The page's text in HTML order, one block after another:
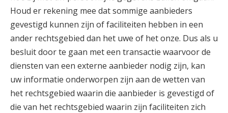
Houd er rekening mee dat sommige aanbieders
gevestigd kunnen zijn of faciliteiten hebben in een
ander rechtsgebied dan het uwe of het onze. Dus als u
besluit door te gaan met een transactie waarvoor de
diensten van een externe aanbieder nodig zijn, kan
uw informatie onderworpen zijn aan de wetten van
het rechtsgebied waarin die aanbieder is gevestigd of
die van het rechtsgebied waarin zijn faciliteiten zich